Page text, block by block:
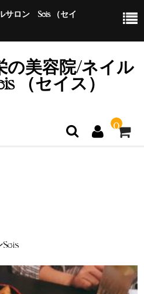
サロン Seis （セイ
の美容院/ネイル
（セイス）
0